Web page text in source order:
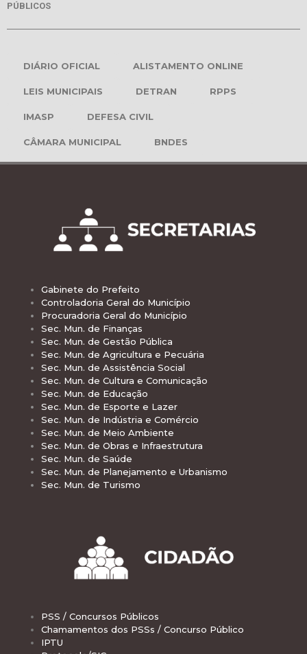
PÚBLICOS
DIÁRIO OFICIAL ALISTAMENTO ONLINE
LEIS MUNICIPAIS DETRAN RPPS
IMASP DEFESA CIVIL
CÂMARA MUNICIPAL BNDES
Gabinete do Prefeito
Controladoria Geral do Município
Procuradoria Geral do Município
Sec. Mun. de Finanças
Sec. Mun. de Gestão Pública
Sec. Mun. de Agricultura e Pecuária
Sec. Mun. de Assistência Social
Sec. Mun. de Cultura e Comunicação
Sec. Mun. de Educação
Sec. Mun. de Esporte e Lazer
Sec. Mun. de Indústria e Comércio
Sec. Mun. de Meio Ambiente
Sec. Mun. de Obras e Infraestrutura
Sec. Mun. de Saúde
Sec. Mun. de Planejamento e Urbanismo
Sec. Mun. de Turismo
PSS / Concursos Públicos
Chamamentos dos PSSs / Concurso Público
IPTU